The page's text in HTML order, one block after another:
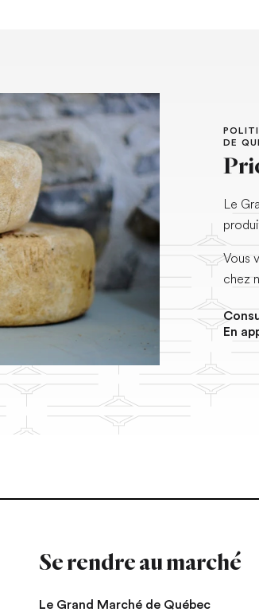
DE
Le
Vous
chez
En
Se rendre au marché
Le Grand Marché de Québec